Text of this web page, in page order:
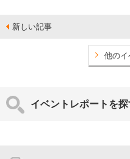
新しい記事
他のイ
イベントレポートを探